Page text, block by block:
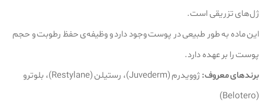
ژل‌های تزریقی است.
این ماده به طور طبیعی در پوست وجود دارد و وظیفه‌ی حفظ رطوبت و حجم
پوست را بر عهده دارد.
برندهای معروف:
ژوویدرم (Juvederm)، رستیلن (Restylane)، بلوترو
(Belotero)